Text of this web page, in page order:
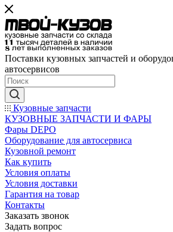
Поставки кузовных запчастей и
автосервисов
Кузовные запчасти
КУЗОВНЫЕ ЗАПЧАСТИ И ФАРЫ
Фары DEPO
Оборудование для автосервиса
Кузовной ремонт
Как купить
Условия оплаты
Условия доставки
Гарантия на товар
Контакты
Заказать звонок
Задать вопрос